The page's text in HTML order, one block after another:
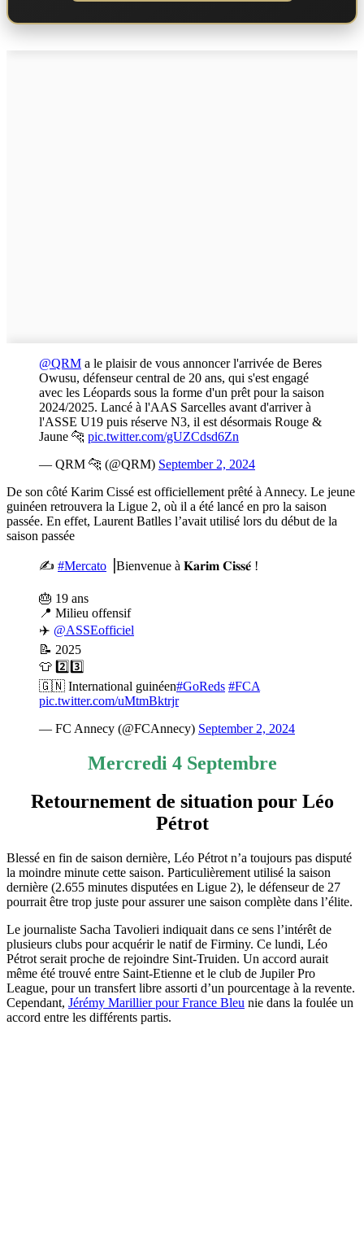
@QRM a le plaisir de vous annoncer l'arrivée de Beres
Owusu, défenseur central de 20 ans, qui s'est engagé
avec les Léopards sous la forme d'un prêt pour la saison
2024/2025. Lancé à l'AAS Sarcelles avant d'arriver à
l'ASSE U19 puis réserve N3, il est désormais Rouge &
Jaune 🐆 pic.twitter.com/gUZCdsd6Zn
— QRM 🐆 (@QRM) September 2, 2024
De son côté Karim Cissé est officiellement prêté à Annecy. Le jeune
guinéen retrouvera la Ligue 2, où il a été lancé en pro la saison
passée. En effet, Laurent Batlles l’avait utilisé lors du début de la
saison passée
✍️ #Mercato ⎥Bienvenue à 𝐊𝐚𝐫𝐢𝐦 𝐂𝐢𝐬𝐬𝐞́ !
🎂 19 ans
📍 Milieu offensif
✈️ @ASSEofficiel
📝 2025
👕 2️⃣3️⃣
🇬🇳 International guinéen#GoReds #FCA
pic.twitter.com/uMtmBktrjr
— FC Annecy (@FCAnnecy) September 2, 2024
Mercredi 4 Septembre
Retournement de situation pour Léo
Pétrot
Blessé en fin de saison dernière, Léo Pétrot n’a toujours pas disputé
la moindre minute cette saison. Particulièrement utilisé la saison
dernière (2.655 minutes disputées en Ligue 2), le défenseur de 27
pourrait être trop juste pour assurer une saison complète dans l’élite.
Le journaliste Sacha Tavolieri indiquait dans ce sens l’intérêt de
plusieurs clubs pour acquérir le natif de Firminy. Ce lundi, Léo
Pétrot serait proche de rejoindre Sint-Truiden. Un accord aurait
même été trouvé entre Saint-Etienne et le club de Jupiler Pro
League, pour un transfert libre assorti d’un pourcentage à la revente.
Cependant, Jérémy Marillier pour France Bleu nie dans la foulée un
accord entre les différents partis.